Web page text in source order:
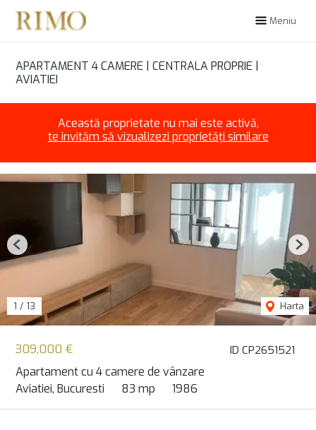
Meniu
APARTAMENT 4 CAMERE | CENTRALA PROPRIE |
AVIATIEI
Această proprietate nu mai este activă,
te invităm să vizualizezi proprietăți similare
ID CP2651521
309,000 €
Apartament cu 4 camere de vânzare
Aviatiei, Bucuresti
83 mp 1986
1 / 13 Harta
Previous